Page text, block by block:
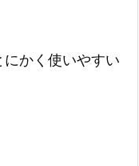
にかく使いやすい